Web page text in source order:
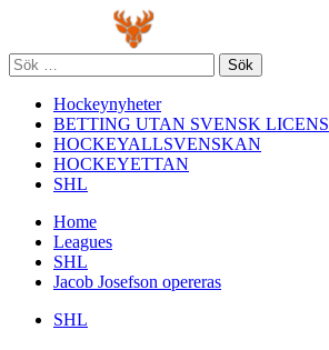
content
Sök
efter:
Hockeynyheter
BETTING UTAN SVENSK LICENS
HOCKEYALLSVENSKAN
HOCKEYETTAN
SHL
Home
Leagues
SHL
Jacob Josefson opereras
SHL